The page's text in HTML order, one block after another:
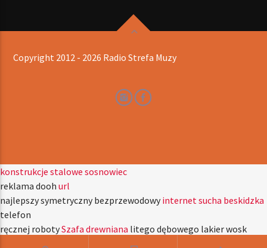
Copyright 2012 - 2026 Radio Strefa Muzy
konstrukcje stalowe sosnowiec
reklama dooh url
najlepszy symetryczny bezprzewodowyinternet sucha beskidzka
telefon
ręcznej robotySzafa drewniana litego dębowego lakier wosk